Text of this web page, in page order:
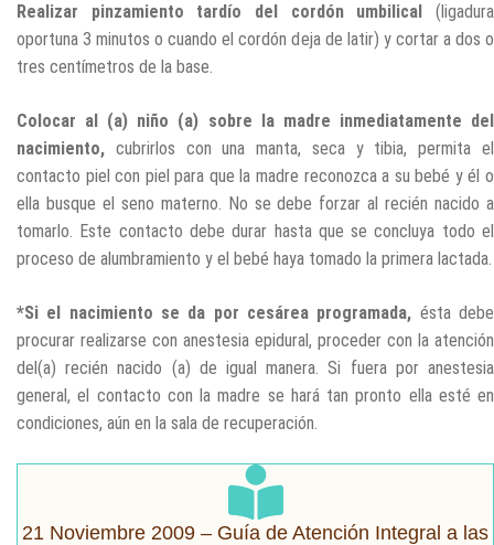
Realizar pinzamiento tardío del cordón umbilical (ligadura
oportuna 3 minutos o cuando el cordón deja de latir) y cortar a dos o
tres centímetros de la base.
Colocar al (a) niño (a) sobre la madre inmediatamente del
nacimiento, cubrirlos con una manta, seca y tibia, permita el
contacto piel con piel para que la madre reconozca a su bebé y él o
ella busque el seno materno. No se debe forzar al recién nacido a
tomarlo. Este contacto debe durar hasta que se concluya todo el
proceso de alumbramiento y el bebé haya tomado la primera lactada.
*Si el nacimiento se da por cesárea programada, ésta debe
procurar realizarse con anestesia epidural, proceder con la atención
del(a) recién nacido (a) de igual manera. Si fuera por anestesia
general, el contacto con la madre se hará tan pronto ella esté en
condiciones, aún en la sala de recuperación.
21 Noviembre 2009 – Guía de Atención Integral a las